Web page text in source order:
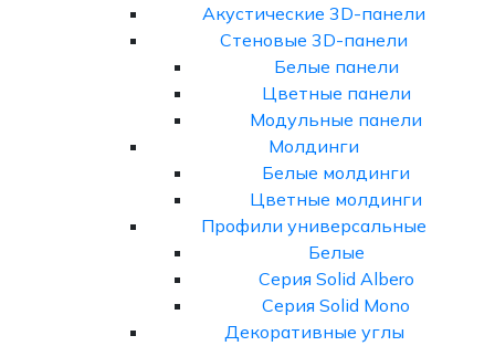
Акустические 3D-панели
Стеновые 3D-панели
Белые панели
Цветные панели
Модульные панели
Молдинги
Белые молдинги
Цветные молдинги
Профили универсальные
Белые
Серия Solid Albero
Серия Solid Mono
Декоративные углы